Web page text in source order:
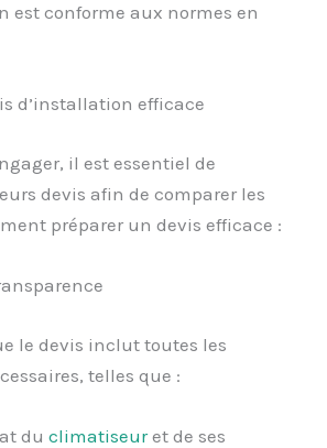
est conforme aux normes en
d’installation efficace
il est essentiel de
devis afin de comparer les
préparer un devis efficace :
le devis inclut toutes les
telles que :
duclimatiseuret de ses